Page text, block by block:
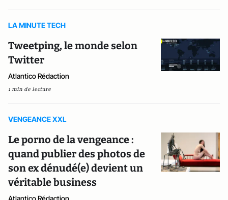
LA MINUTE TECH
Tweetping, le monde selon
Twitter
Atlantico Rédaction
1 min de lecture
VENGEANCE XXL
Le porno de la vengeance :
quand publier des photos de
son ex dénudé(e) devient un
véritable business
Atlantico Rédaction